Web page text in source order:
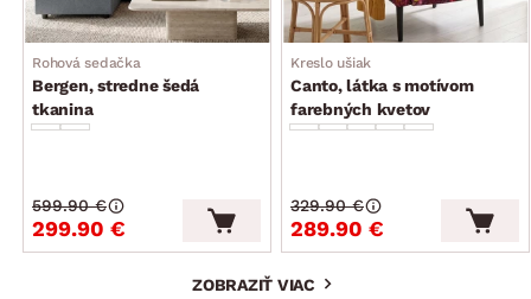
Rohová sedačka
Bergen, stredne šedá
tkanina
299.90 €
599.90 €
Kreslo ušiak
Canto, látka s motívom
farebných kvetov
289.90 €
329.90 €
ZOBRAZIŤ VIAC